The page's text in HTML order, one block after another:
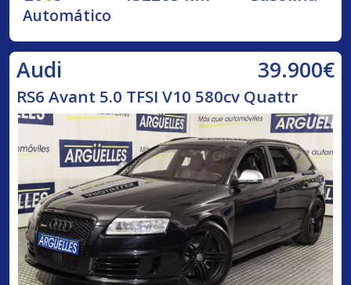
Automático
Audi 39.900€
RS6 Avant 5.0 TFSI V10 580cv Quattr